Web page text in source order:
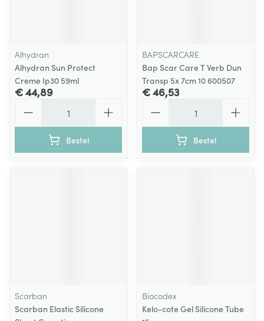
Alhydran
Alhydran Sun Protect
Creme Ip30 59ml
€ 44,89
Bestel
BAPSCARCARE
Bap Scar Care T Verb Dun
Transp 5x 7cm 10 600507
€ 46,53
Bestel
Scarban
Scarban Elastic Silicone
Biocodex
Kelo-cote Gel Silicone Tube